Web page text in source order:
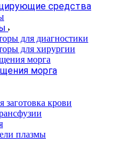
средства
для диагностики
для хирургии
морга
заготовка крови
плазмы